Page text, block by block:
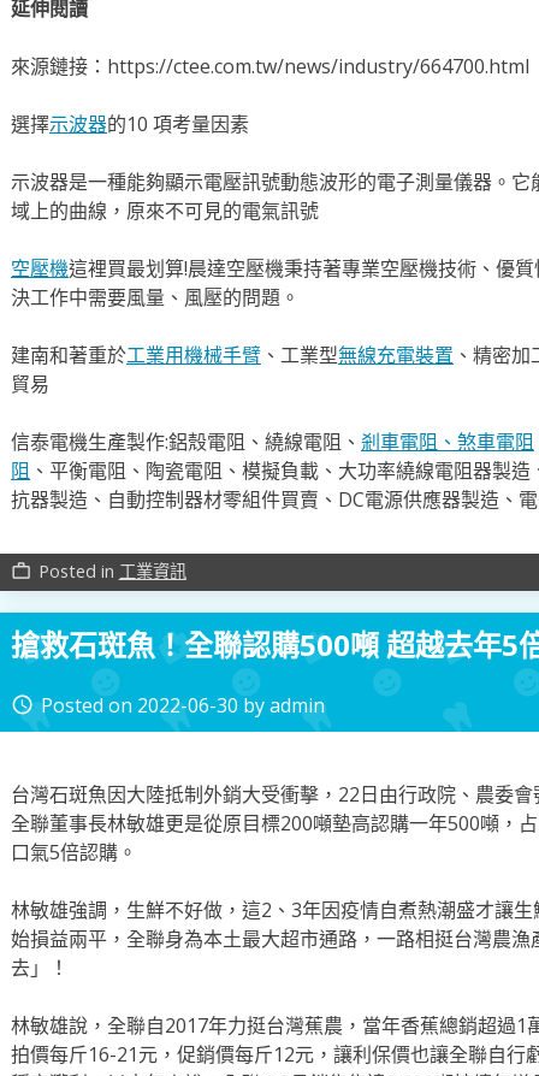
延伸閱讀
來源鏈接：https://ctee.com.tw/news/industry/664700.html
選擇示波器的10 項考量因素
示波器是一種能夠顯示電壓訊號動態波形的電子測量儀器。
域上的曲線，原來不可見的電氣訊號
空壓機這裡買最划算!晨達空壓機秉持著專業空壓機技術、優
決工作中需要風量、風壓的問題。
建南和著重於工業用機械手臂、工業型無線充電裝置 、精密
貿易
信泰電機生產製作:鋁殼電阻、繞線電阻、 剎車電阻、 煞車電阻
阻 、平衡電阻、陶瓷電阻、模擬負載、大功率繞線電阻器製
抗器製造、自動控制器材零組件買賣、DC電源供應器製造、
work_outline Posted in 工業資訊
搶救石斑魚！全聯認購500噸 超越去年5
access_time Posted on 2022-06-30 byadmin
台灣石斑魚因大陸抵制外銷大受衝擊，22日由行政院、農委
全聯董事長林敏雄更是從原目標200噸墊高認購一年500噸，
口氣5倍認購。
林敏雄強調，生鮮不好做，這2、3年因疫情自煮熱潮盛才讓
始損益兩平，全聯身為本土最大超市通路，一路相挺台灣農
去」！
林敏雄說，全聯自2017年力挺台灣蕉農，當年香蕉總銷超過1
拍價每斤16-21元，促銷價每斤12元，讓利保價也讓全聯自行